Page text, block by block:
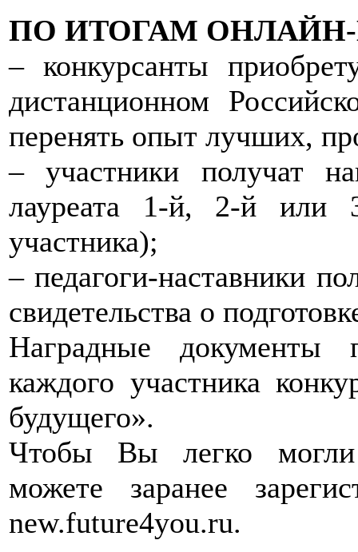
ПО ИТОГАМ
– конкурсанты
дистанционном
перенять опыт лучших,
– участники получат
лауреата 1-й, 2-й или
участника);
– педагоги-наставники
свидетельства о
Наградные документы
каждого участника
будущего».
Чтобы Вы легко могли
можете заранее
new.future4you.ru.